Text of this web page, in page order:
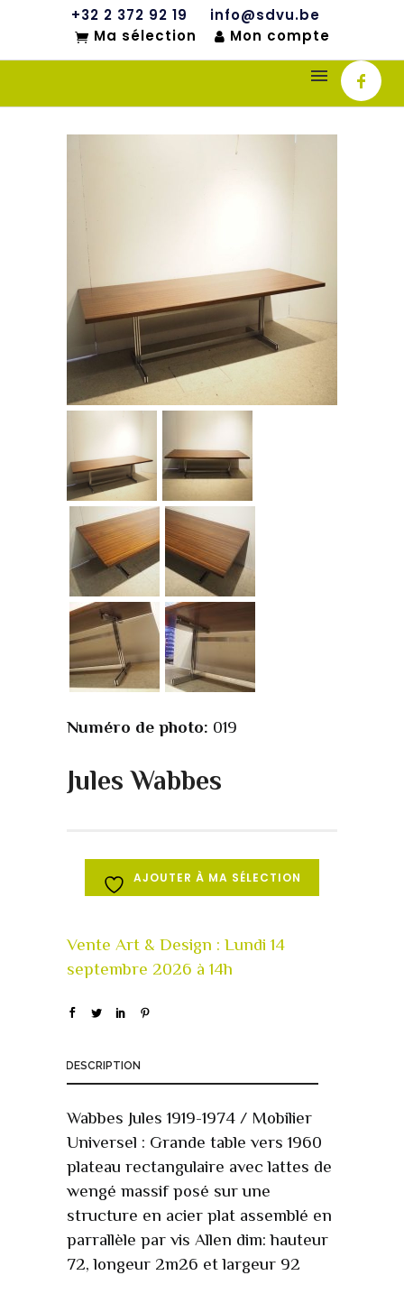
+32 2 372 92 19
info@sdvu.be
Ma sélection
Mon compte
Numéro de photo: 019
Jules Wabbes
AJOUTER À MA SÉLECTION
DESCRIPTION
Wabbes Jules 1919-1974 / Mobilier
Universel : Grande table vers 1960
plateau rectangulaire avec lattes de
wengé massif posé sur une
structure en acier plat assemblé en
parrallèle par vis Allen dim: hauteur
72, longeur 2m26 et largeur 92